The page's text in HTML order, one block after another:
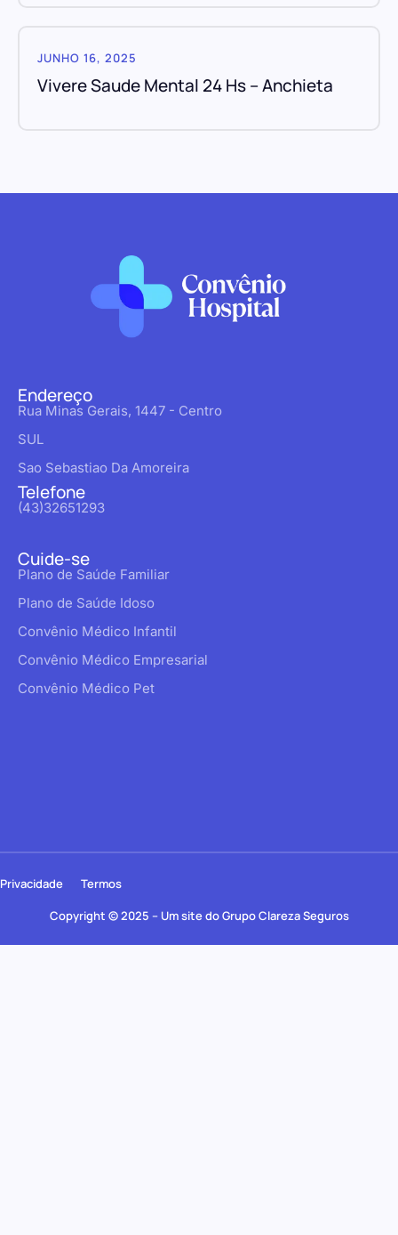
JUNHO 16, 2025
Vivere Saude Mental 24 Hs – Anchieta
Endereço
Rua Minas Gerais, 1447 - Centro
SUL
Sao Sebastiao Da Amoreira
Telefone
(43)32651293
Cuide-se
Plano de Saúde Familiar
Plano de Saúde Idoso
Convênio Médico Infantil
Convênio Médico Empresarial
Convênio Médico Pet
Copyright © 2025 – Um site do Grupo Clareza Seguros
Privacidade Termos